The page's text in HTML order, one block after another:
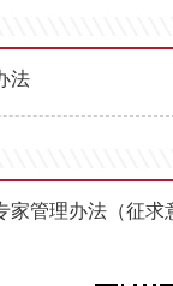
法
家管理办法（征